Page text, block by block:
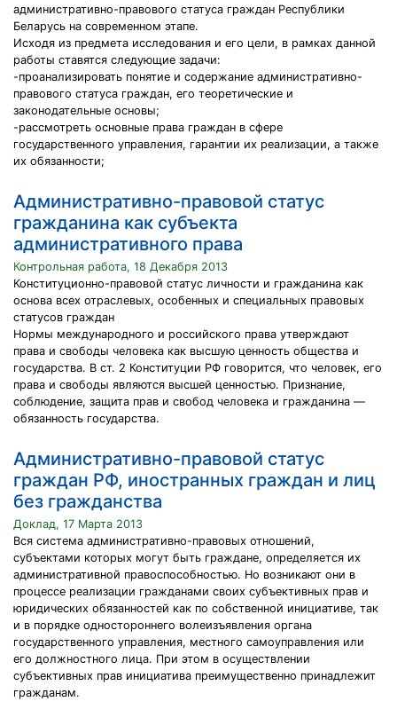
административно-правового статуса граждан Республики
Беларусь на современном этапе.
Исходя из предмета исследования и его цели, в рамках данной
работы ставятся следующие задачи:
-проанализировать понятие и содержание административно-
правового статуса граждан, его теоретические и
законодательные основы;
-рассмотреть основные права граждан в сфере
государственного управления, гарантии их реализации, а также
их обязанности;
Административно-правовой статус
гражданина как субъекта
административного права
Контрольная работа, 18 Декабря 2013
Конституционно-правовой статус личности и гражданина как
основа всех отраслевых, особенных и специальных правовых
статусов граждан
Нормы международного и российского права утверждают
права и свободы человека как высшую ценность общества и
государства. В ст. 2 Конституции РФ говорится, что человек, его
права и свободы являются высшей ценностью. Признание,
соблюдение, защита прав и свобод человека и гражданина —
обязанность государства.
Административно-правовой статус
граждан РФ, иностранных граждан и лиц
без гражданства
Доклад, 17 Марта 2013
Вся система административно-правовых отношений,
субъектами которых могут быть граждане, определяется их
административной правоспособностью. Но возникают они в
процессе реализации гражданами своих субъективных прав и
юридических обязанностей как по собственной инициативе, так
и в порядке одностороннего волеизъявления органа
государственного управления, местного самоуправления или
его должностного лица. При этом в осуществлении
субъективных прав инициатива преимущественно принадлежит
гражданам.